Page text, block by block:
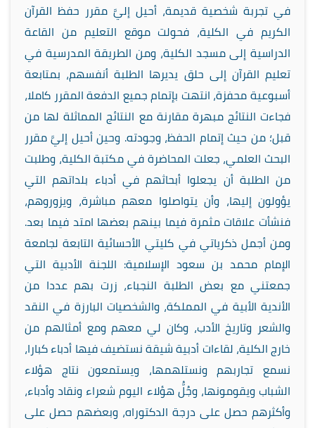
في تجربة شخصية قديمة، أحيل إليَّ مقرر حفظ القرآن
الكريم في الكلية، فحولت موقع التعليم من القاعة
الدراسية إلى مسجد الكلية، ومن الطريقة المدرسية في
تعليم القرآن إلى حلق يديرها الطلبة أنفسهم، بمتابعة
أسبوعية محفزة، انتهت بإتمام جميع الدفعة المقرر كاملا،
فجاءت النتائج مبهرة مقارنة مع النتائج المماثلة لها من
قبل؛ من حيث إتمام الحفظ، وجودته. وحين أحيل إليَّ مقرر
البحث العلمي، جعلت المحاضرة في مكتبة الكلية، وطلبت
من الطلبة أن يجعلوا أبحاثهم في أدباء بلداتهم التي
يؤولون إليها، وأن يتواصلوا معهم مباشرة، ويزوروهم،
فنشأت علاقات مثمرة فيما بينهم بعضها امتد فيما بعد.
ومن أجمل ذكرياتي في كليتي الأحسائية التابعة لجامعة
الإمام محمد بن سعود الإسلامية: اللجنة الأدبية التي
جمعتني مع بعض الطلبة النجباء، زرت بهم عددا من
الأندية الأبية في المملكة، والشخصيات البارزة في النقد
والشعر وتاريخ الأدب، وكان لي معهم ومع أمثالهم من
خارج الكلية، لقاءات أدبية شيقة نستضيف فيها أدباء كبارا،
نسمع تجاربهم ونستلهمها، ويستمعون نتاج هؤلاء
الشباب ويقومونها، وجُلُّ هؤلاء اليوم شعراء ونقاد وأدباء،
وأكثرهم حصل على درجة الدكتوراه، وبعضهم حصل على